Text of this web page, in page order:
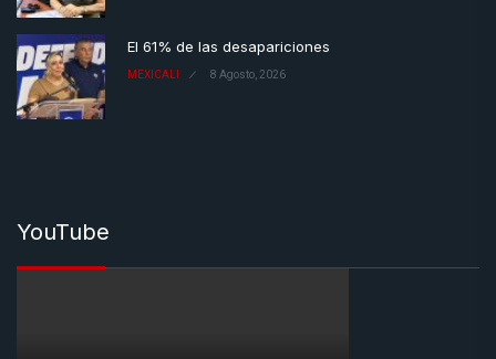
El 61% de las desapariciones
MEXICALI 8 Agosto, 2026
YouTube